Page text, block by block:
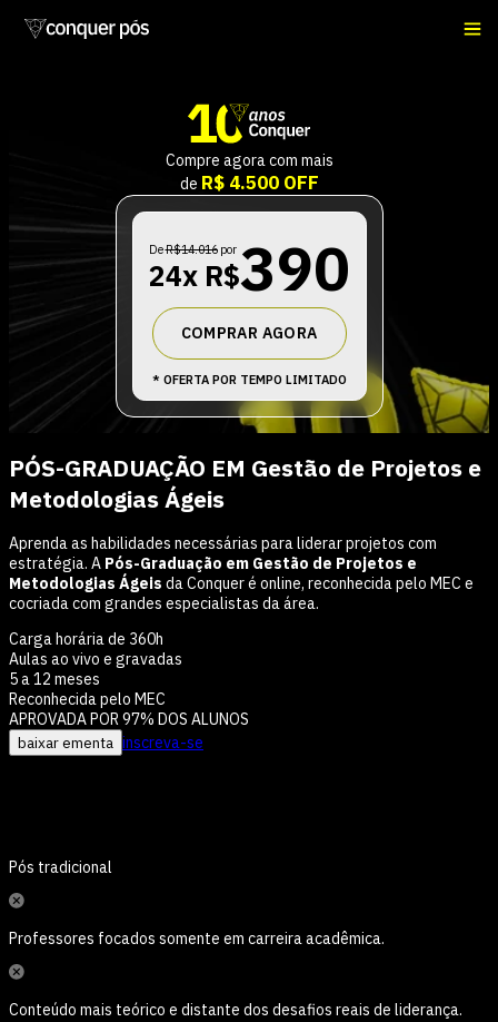
Compre agora com mais
de R$ 4.500 OFF
DeR$14.016por
24x R$390
COMPRAR AGORA
* OFERTA POR TEMPO LIMITADO
PÓS-GRADUAÇÃO EM Gestão de Projetos e
Metodologias Ágeis
Aprenda as habilidades necessárias para liderar projetos com
estratégia. A Pós-Graduação em Gestão de Projetos e
Metodologias Ágeis da Conquer é online, reconhecida pelo MEC e
cocriada com grandes especialistas da área.
Carga horária de 360h
Aulas ao vivo e gravadas
5 a 12 meses
Reconhecida pelo MEC
APROVADA POR 97% DOS ALUNOS
baixar ementa inscreva-se
Pós tradicional
Professores focados somente em carreira acadêmica.
Conteúdo mais teórico e distante dos desafios reais de liderança.